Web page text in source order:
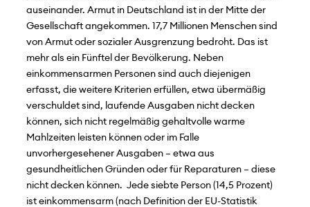
auseinander. Armut in Deutschland ist in der Mitte der
Gesellschaft angekommen. 17,7 Millionen Menschen sind
von Armut oder sozialer Ausgrenzung bedroht. Das ist
mehr als ein Fünftel der Bevölkerung. Neben
einkommensarmen Personen sind auch diejenigen
erfasst, die weitere Kriterien erfüllen, etwa übermäßig
verschuldet sind, laufende Ausgaben nicht decken
können, sich nicht regelmäßig gehaltvolle warme
Mahlzeiten leisten können oder im Falle
unvorhergesehener Ausgaben – etwa aus
gesundheitlichen Gründen oder für Reparaturen – diese
nicht decken können. Jede siebte Person (14,5 Prozent)
ist einkommensarm (nach Definition der EU-Statistik